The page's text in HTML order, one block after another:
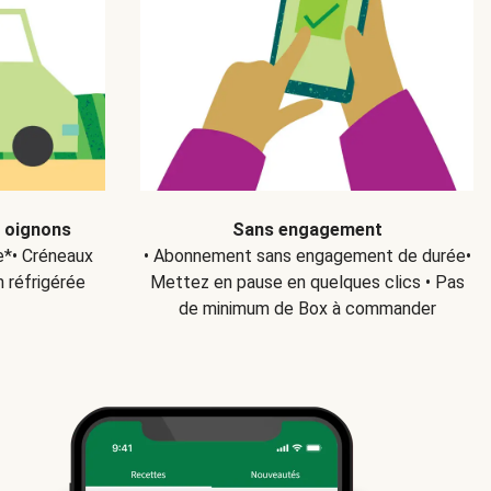
oignons
Créneaux
réfrigérée
Sans engagement
• Abonnement sans engagement de durée•
Mettez en pause en quelques clics • Pas
de minimum de Box à commander